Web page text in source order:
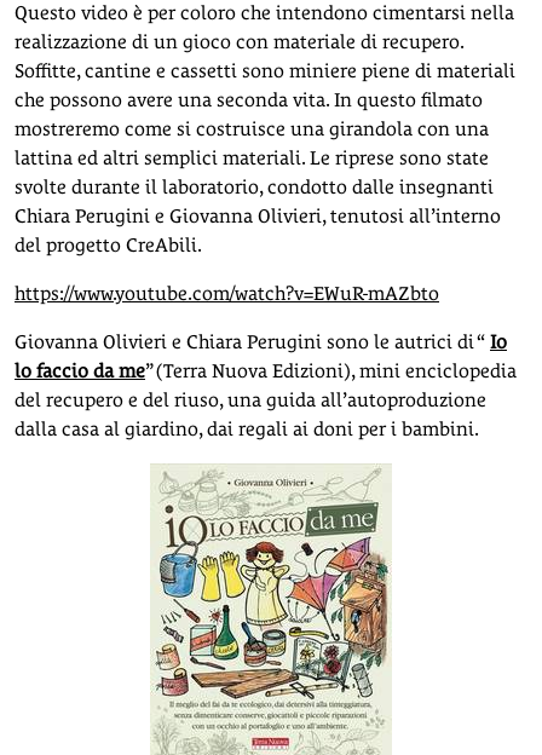
Questo video è per coloro che intendono cimentarsi nella
realizzazione di un gioco con materiale di recupero.
Soffitte, cantine e cassetti sono miniere piene di materiali
che possono avere una seconda vita. In questo filmato
mostreremo come si costruisce una girandola con una
lattina ed altri semplici materiali. Le riprese sono state
svolte durante il laboratorio, condotto dalle insegnanti
Chiara Perugini e Giovanna Olivieri, tenutosi all’interno
del progetto CreAbili.
https://www.youtube.com/watch?v=EWuR-mAZbto
Giovanna Olivieri e Chiara Perugini sono le autrici di “ Io
lo faccio da me” (Terra Nuova Edizioni), mini enciclopedia
del recupero e del riuso, una guida all’autoproduzione
dalla casa al giardino, dai regali ai doni per i bambini.